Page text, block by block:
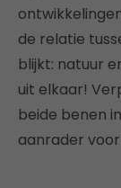
de relatie
blijkt: natuur
uit elkaar!
beide benen
aanrader